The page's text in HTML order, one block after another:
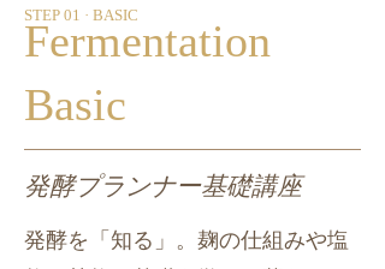
Fermentation
Basic
STEP 01 · BASIC
発酵プランナー基礎講座
発酵を「知る」。麹の仕組みや塩